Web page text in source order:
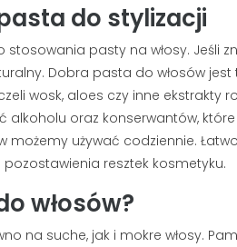
do stylizacji
stosowania pasty na włosy. Jeśli
Dobra pasta do włosów
wosk, aloes czy inne ekstrakty
oraz konserwantów,
możemy używać codziennie.
resztek kosmetyku.
włosów?
na suche, jak i mokre włosy.